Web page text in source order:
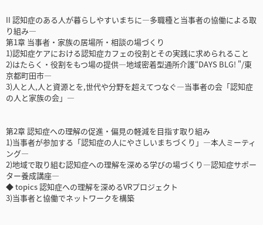
II 認知症のある人が暮らしやすいまちに―多職種と当事者の協働による取
り組み―
第1章 当事者・家族の居場所・相談の場づくり
1)認知症ケアにおける認知症カフェの役割とその実践に求められること
2)はたらく・役割をもつ場の提供―地域密着型通所介護“DAYS BLG! "/東
京都町田市―
3)人と人,人と資源とを,世代や分野を超えてつなぐ―当事者の会「認知症
の人と家族の会」―
第2章 認知症への理解の促進・偏見の軽減を目指す取り組み
1)当事者が参加する「認知症の人にやさしいまちづくり」―本人ミーティ
ング―
2)地域で取り組む認知症への理解を深める学びの場づくり―認知症サポー
ター養成講座―
◆ topics 認知症への理解を深めるVRプロジェクト
3)当事者と協働でネットワークを構築